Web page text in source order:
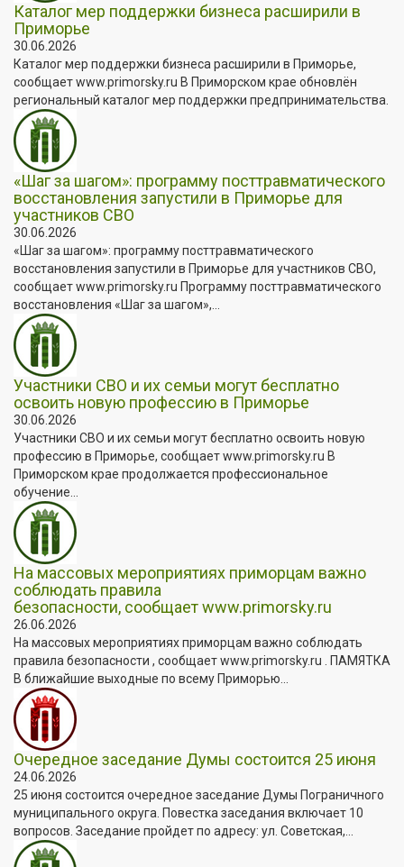
Каталог мер поддержки бизнеса расширили в
Приморье
30.06.2026
Каталог мер поддержки бизнеса расширили в Приморье,
сообщает www.primorsky.ru В Приморском крае обновлён
региональный каталог мер поддержки предпринимательства.
«Шаг за шагом»: программу посттравматического
восстановления запустили в Приморье для
участников СВО
30.06.2026
«Шаг за шагом»: программу посттравматического
восстановления запустили в Приморье для участников СВО,
сообщает www.primorsky.ru Программу посттравматического
восстановления «Шаг за шагом»,...
Участники СВО и их семьи могут бесплатно
освоить новую профессию в Приморье
30.06.2026
Участники СВО и их семьи могут бесплатно освоить новую
профессию в Приморье, сообщает www.primorsky.ru В
Приморском крае продолжается профессиональное
обучение...
На массовых мероприятиях приморцам важно
соблюдать правила
безопасности, сообщает www.primorsky.ru
26.06.2026
На массовых мероприятиях приморцам важно соблюдать
правила безопасности , сообщает www.primorsky.ru . ПАМЯТКА
В ближайшие выходные по всему Приморью...
Очередное заседание Думы состоится 25 июня
24.06.2026
25 июня состоится очередное заседание Думы Пограничного
муниципального округа. Повестка заседания включает 10
вопросов. Заседание пройдет по адресу: ул. Советская,...